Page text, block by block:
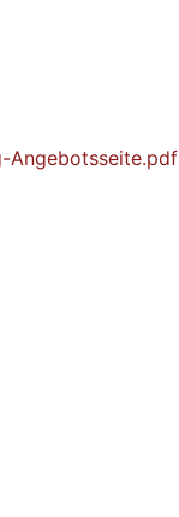
Angebotsseite.pdf